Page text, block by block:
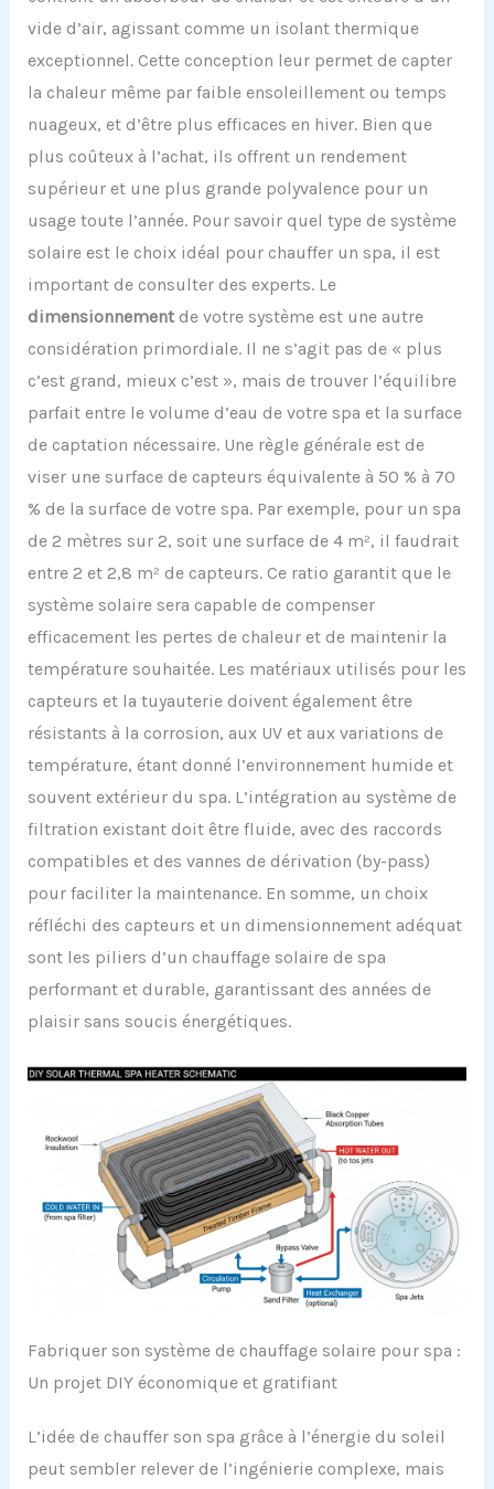
vide d’air, agissant comme un isolant thermique
exceptionnel. Cette conception leur permet de capter
la chaleur même par faible ensoleillement ou temps
nuageux, et d’être plus efficaces en hiver. Bien que
plus coûteux à l’achat, ils offrent un rendement
supérieur et une plus grande polyvalence pour un
usage toute l’année. Pour savoir quel type de système
solaire est le choix idéal pour chauffer un spa, il est
important de consulter des experts. Le
dimensionnementde votre système est une autre
considération primordiale. Il ne s’agit pas de « plus
c’est grand, mieux c’est », mais de trouver l’équilibre
parfait entre le volume d’eau de votre spa et la surface
de captation nécessaire. Une règle générale est de
viser une surface de capteurs équivalente à 50 % à 70
% de la surface de votre spa. Par exemple, pour un spa
de 2 mètres sur 2, soit une surface de 4 m², il faudrait
entre 2 et 2,8 m² de capteurs. Ce ratio garantit que le
système solaire sera capable de compenser
efficacement les pertes de chaleur et de maintenir la
température souhaitée. Les matériaux utilisés pour les
capteurs et la tuyauterie doivent également être
résistants à la corrosion, aux UV et aux variations de
température, étant donné l’environnement humide et
souvent extérieur du spa. L’intégration au système de
filtration existant doit être fluide, avec des raccords
compatibles et des vannes de dérivation (by-pass)
pour faciliter la maintenance. En somme, un choix
réfléchi des capteurs et un dimensionnement adéquat
sont les piliers d’un chauffage solaire de spa
performant et durable, garantissant des années de
plaisir sans soucis énergétiques.
Fabriquer son système de chauffage solaire pour spa :
Un projet DIY économique et gratifiant
L’idée de chauffer son spa grâce à l’énergie du soleil
peut sembler relever de l’ingénierie complexe, mais